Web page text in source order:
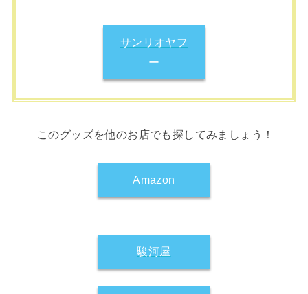
サンリオヤフ
ー
このグッズを他のお店でも探してみましょう！
Amazon
駿河屋